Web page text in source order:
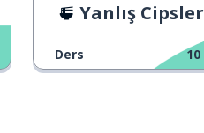
Yanlış Cipsler
Ders 10